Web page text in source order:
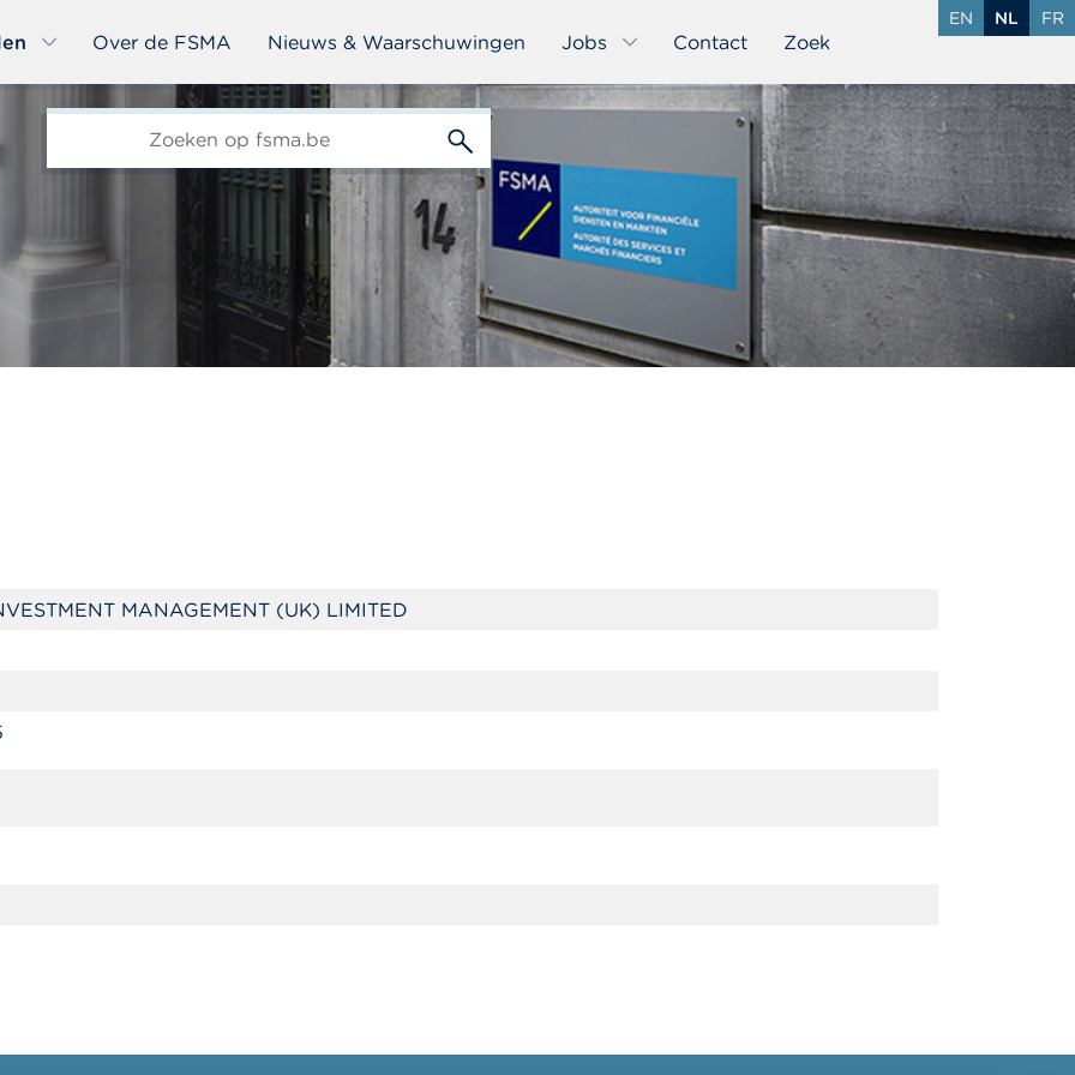
Over de FSMA Nieuws & Waarschuwingen Jobs Contact Zoek
EN NL FR
MANAGEMENT (UK) LIMITED